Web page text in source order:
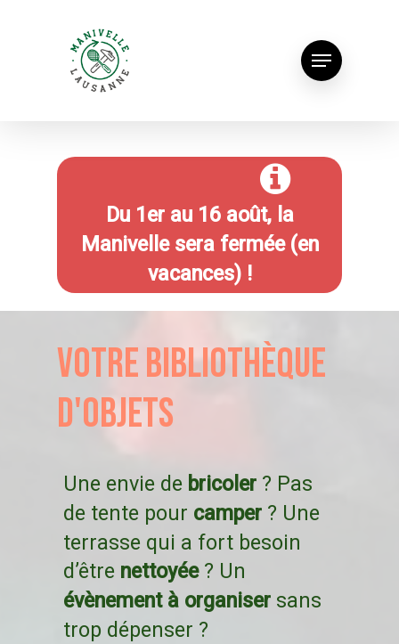
Du 1er au 16 août, la
Manivelle sera fermée (en
vacances) !
Votre bibliothèque
d'objets
Une envie de bricoler? Pas
de tente pour camper? Une
terrasse qui a fort besoin
d’être nettoyée? Un
évènement à organisersans
trop dépenser ?